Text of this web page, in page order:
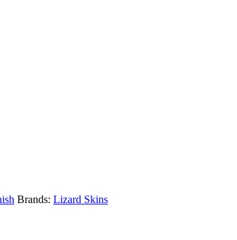
Brands: Lizard Skins